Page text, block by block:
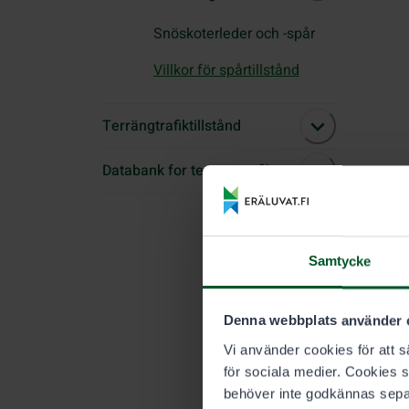
Samtycke
Denna webbplats använder
Vi använder cookies för att
för sociala medier. Cookies
behöver inte godkännas
Snöskoterleder och -spår
Villkor för spårtillstånd
Terrängtrafiktillstånd
Databank for terrängtrafik